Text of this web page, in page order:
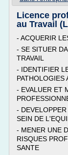
Licence
au Travail
- ACQUERIR
- SE SITUER
TRAVAIL
- IDENTIFIER
PATHOLOGIES
- EVALUER ET
-
SEIN DE
- MENER UNE
RISQUES
SANTE